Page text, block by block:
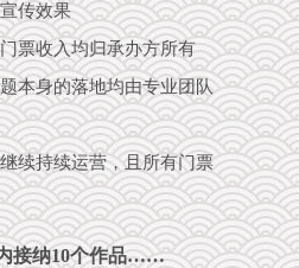
传效果
票收入均归承办方所有
本身的落地均由专业团队
续持续运营，且所有门票
接纳10个作品……